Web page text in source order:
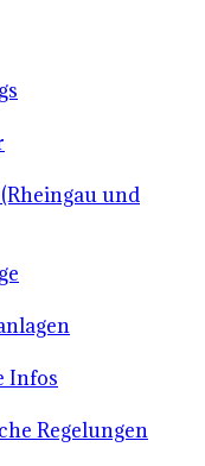
und
Infos
Regelungen